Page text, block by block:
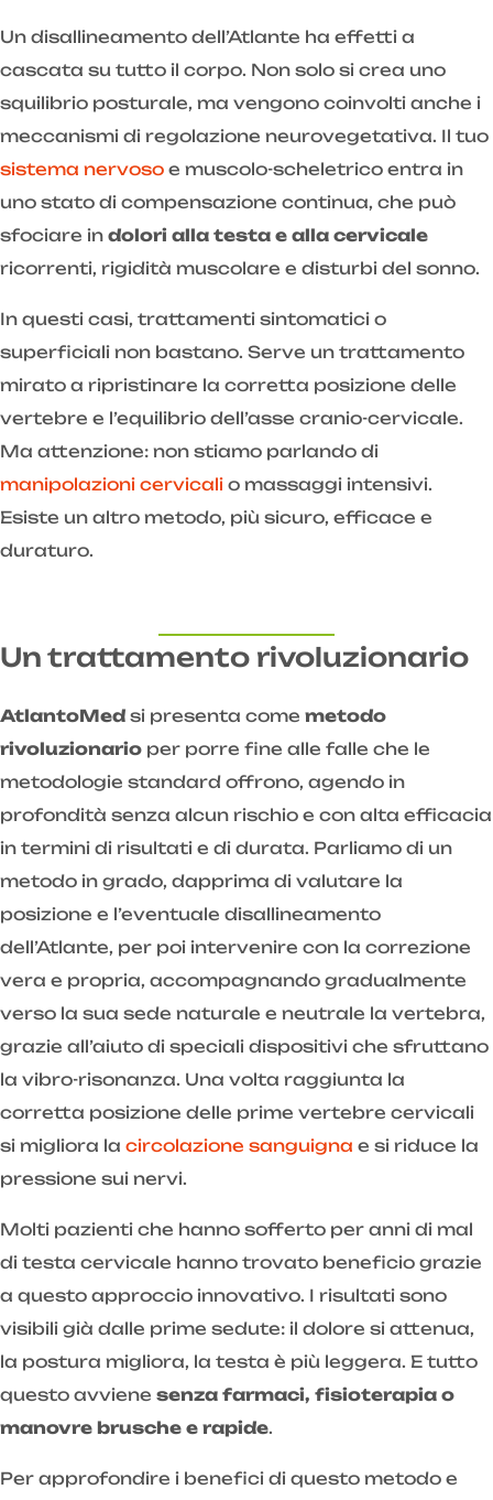
Un disallineamento dell’Atlante ha effetti a
cascata su tutto il corpo. Non solo si crea uno
squilibrio posturale, ma vengono coinvolti anche i
meccanismi di regolazione neurovegetativa. Il tuo
sistema nervoso e muscolo-scheletrico entra in
uno stato di compensazione continua, che può
sfociare in dolori alla testa e alla cervicale
ricorrenti, rigidità muscolare e disturbi del sonno.
In questi casi, trattamenti sintomatici o
superficiali non bastano. Serve un trattamento
mirato a ripristinare la corretta posizione delle
vertebre e l’equilibrio dell’asse cranio-cervicale.
Ma attenzione: non stiamo parlando di
manipolazioni cervicali o massaggi intensivi.
Esiste un altro metodo, più sicuro, efficace e
duraturo.
Un trattamento rivoluzionario
AtlantoMed si presenta come metodo
rivoluzionario per porre fine alle falle che le
metodologie standard offrono, agendo in
profondità senza alcun rischio e con alta efficacia
in termini di risultati e di durata. Parliamo di un
metodo in grado, dapprima di valutare la
posizione e l’eventuale disallineamento
dell’Atlante, per poi intervenire con la correzione
vera e propria, accompagnando gradualmente
verso la sua sede naturale e neutrale la vertebra,
grazie all’aiuto di speciali dispositivi che sfruttano
la vibro-risonanza. Una volta raggiunta la
corretta posizione delle prime vertebre cervicali
si migliora la circolazione sanguigna e si riduce la
pressione sui nervi.
Molti pazienti che hanno sofferto per anni di mal
di testa cervicale hanno trovato beneficio grazie
a questo approccio innovativo. I risultati sono
visibili già dalle prime sedute: il dolore si attenua,
la postura migliora, la testa è più leggera. E tutto
questo avviene senza farmaci, fisioterapia o
manovre brusche e rapide.
Per approfondire i benefici di questo metodo e